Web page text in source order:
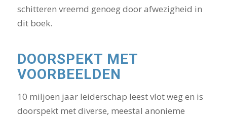
schitteren vreemd genoeg door afwezigheid in
dit boek.
DOORSPEKT MET
VOORBEELDEN
10 miljoen jaar leiderschap leest vlot weg en is
doorspekt met diverse, meestal anonieme